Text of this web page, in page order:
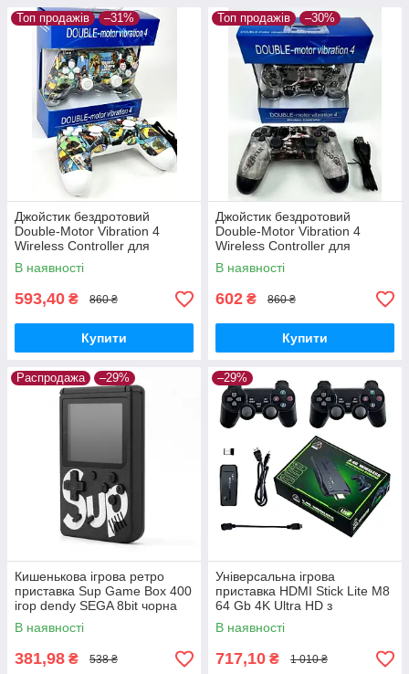
Топ продажів –31%
Джойстик бездротовий
Double-Motor Vibration 4
Wireless Controller для
PS4/PC Grand theft Auto
В наявності
593,40 ₴ 860 ₴
Купити
Топ продажів –30%
Джойстик бездротовий
Double-Motor Vibration 4
Wireless Controller для
PS4/PC God of War
В наявності
602 ₴ 860 ₴
Купити
Распродажа –29%
Кишенькова ігрова ретро
приставка Sup Game Box 400
ігор dendy SEGA 8bit чорна
В наявності
381,98 ₴ 538 ₴
–29%
Універсальна ігрова
приставка HDMI Stick Lite M8
64 Gb 4K Ultra HD з
бездротовими джойстиками
10000 ігор
В наявності
717,10 ₴ 1 010 ₴